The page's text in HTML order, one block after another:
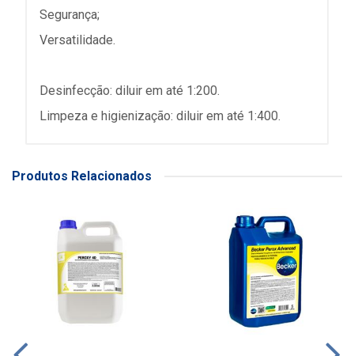
Segurança;
Versatilidade.
Desinfecção: diluir em até 1:200.
Limpeza e higienização: diluir em até 1:400.
Produtos Relacionados